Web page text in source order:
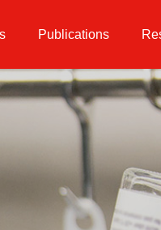
Publications